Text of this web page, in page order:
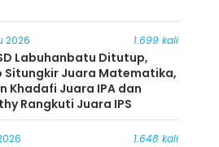
2026 1.699 kali
Labuhanbatu Ditutup,
Situngkir Juara Matematika,
Khadafi Juara IPA dan
Rangkuti Juara IPS
1.648 kali